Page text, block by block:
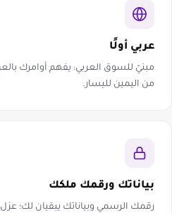
عربي أولًا
مبنيّ للسوق العربي: يفهم أوامرك
من اليمين لليسار.
بياناتك ورقمك ملكك
رقمك الرسمي وبياناتك يبقيان لك؛